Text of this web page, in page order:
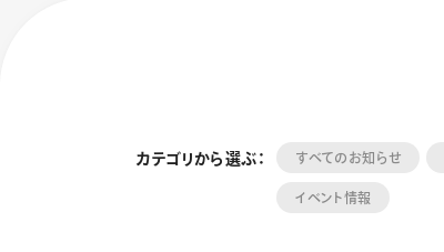
カテゴリから選ぶ： すべてのお知らせ
イベント情報